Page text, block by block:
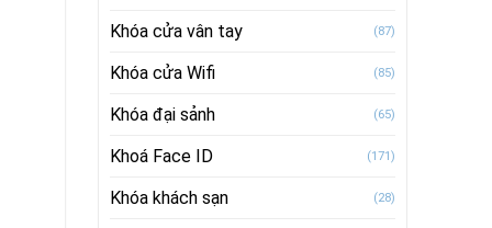
Khóa cửa vân tay (87)
Khóa cửa Wifi (85)
Khóa đại sảnh (65)
Khoá Face ID (171)
Khóa khách sạn (28)